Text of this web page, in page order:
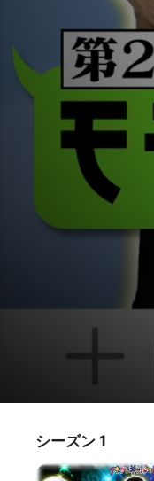
テレビ番組
バラエテ
シーズン 1